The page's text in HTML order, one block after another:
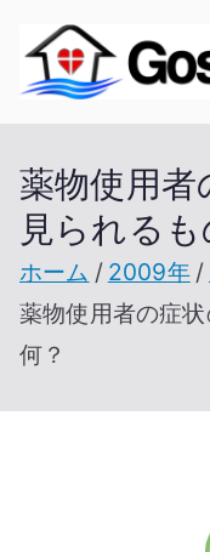
を
キ
プ
薬物使用者
見られる
ホーム 2009年
薬物使用者の症
何？